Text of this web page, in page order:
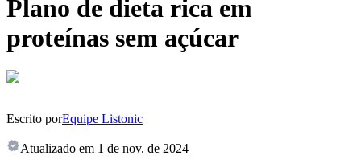
Plano de dieta rica em
proteínas sem açúcar
Escrito porEquipe Listonic
Atualizado em 1 de nov. de 2024